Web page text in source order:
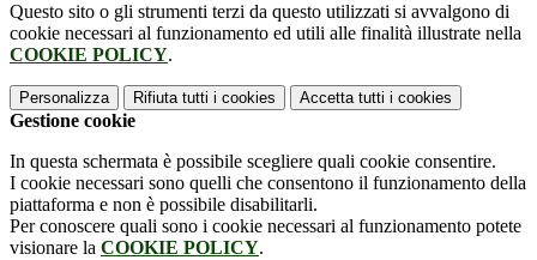
Questo sito o gli strumenti terzi da questo utilizzati si avvalgono di
cookie necessari al funzionamento ed utili alle finalità illustrate nella
COOKIE POLICY.
Personalizza Rifiuta tutti i cookies Accetta tutti i cookies
Gestione cookie
In questa schermata è possibile scegliere quali cookie consentire.
I cookie necessari sono quelli che consentono il funzionamento della
piattaforma e non è possibile disabilitarli.
Per conoscere quali sono i cookie necessari al funzionamento potete
visionare la COOKIE POLICY.